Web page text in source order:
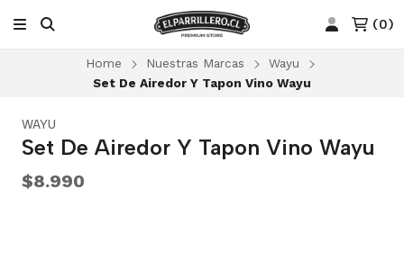
(0)
Home Nuestras Marcas
Wayu
Set De Airedor Y Tapon Vino Wayu
WAYU
Set De Airedor Y Tapon Vino Wayu
$8.990